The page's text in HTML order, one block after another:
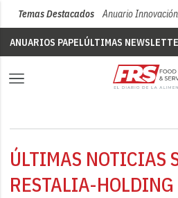
Temas Destacados Anuario Innovación
ANUARIOS PAPELÚLTIMAS
ÚLTIMAS NOTICIAS
RESTALIA-HOLDING